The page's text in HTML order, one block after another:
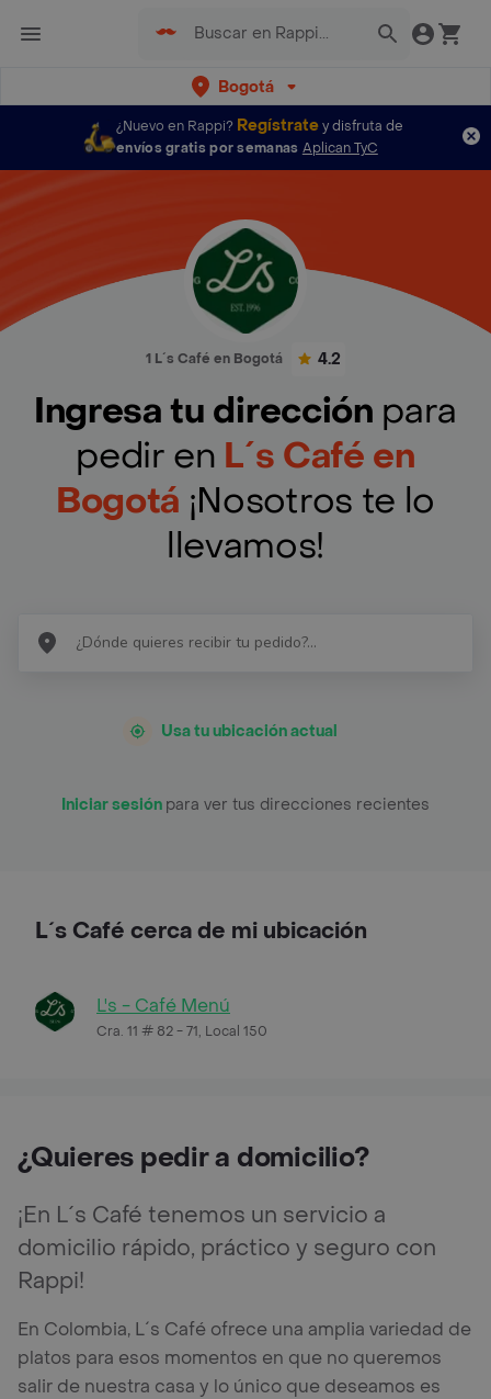
Bogotá
¿Nuevo en Rappi? Regístratey disfruta de
envíos gratis por semanas Aplican TyC
1 L´s Café en Bogotá 4.2
Ingresa tu dirección para
pedir en L´s Café en
Bogotá ¡Nosotros te lo
llevamos!
Usa tu ubicación actual
Iniciar sesión para ver tus direcciones recientes
L´s Café cerca de mi ubicación
L's - Café Menú
Cra. 11 # 82 - 71, Local 150
¿Quieres pedir a domicilio?
¡En L´s Café tenemos un servicio a
domicilio rápido, práctico y seguro con
Rappi!
En Colombia, L´s Café ofrece una amplia variedad de
platos para esos momentos en que no queremos
salir de nuestra casa y lo único que deseamos es